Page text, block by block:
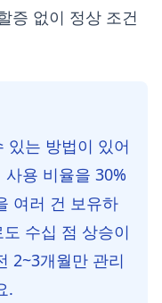
증 없이 정상 조건
있는 방법이 있어
용 비율을 30%
여러 건 보유하
수십 점 상승이
2~3개월만 관리
.